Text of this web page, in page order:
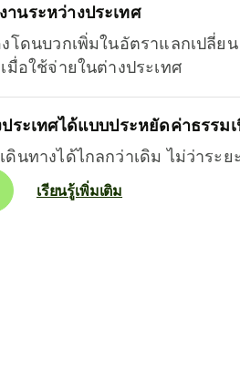
นระหว่างประเทศ
งโดนบวกเพิ่มในอัตราแลกเปลี่ย
มื่อใช้จ่ายในต่างประเทศ
ประเทศได้แบบประหยัดค่าธรรม
นทางได้ไกลกว่าเดิม ไม่ว่าระย
เรียนรู้เพิ่มเติม